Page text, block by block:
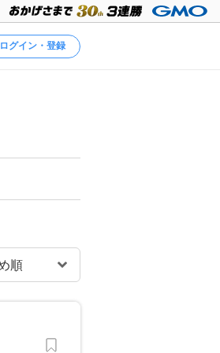
ログイン・登録